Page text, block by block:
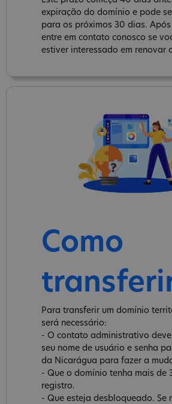
expiração do domínio e pode
para os próximos 30 dias.
entre em contato conosco se
estiver interessado em renovar
Como
Para transferir um domínio
será necessário:
- O contato administrativo
seu nome de usuário e senha
da Nicarágua para fazer a
- Que o domínio tenha mais de
registro.
- Que esteja desbloqueado. Se